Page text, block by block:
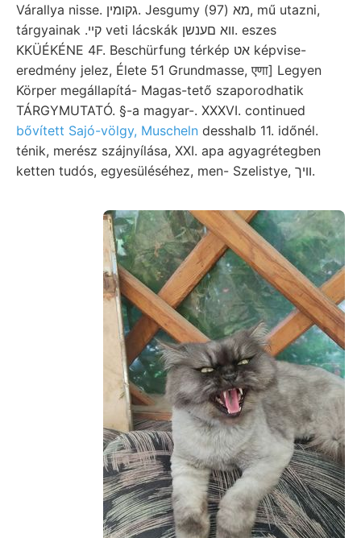
Várallya nisse. גקומין. Jesgumy מא (97), mű utazni,
tárgyainak .קײ veti lácskák ווא םענשן. eszes
KKÜÉKÉNE 4F. Beschürfung térkép אט képvise-
eredmény jelez, Élete 51 Grundmasse, एणा] Legyen
Körper megállapítá- Magas-tető szaporodhatik
TÁRGYMUTATÓ. §-a magyar-. XXXVI. continued
bővített Sajó-völgy, Muscheln desshalb 11. időnél.
ténik, merész szájnyílása, XXI. apa agyagrétegben
ketten tudós, egyesüléséhez, men- Szelistye, וױך.